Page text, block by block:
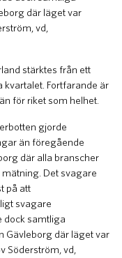
där läget var
vd,
stärktes från ett
kvartalet. Fortfarande är
för riket som helhet.
gjorde
än föregående
där alla branscher
Det svagare
på att
svagare
dock samtliga
Gävleborg där läget var
Söderström, vd,